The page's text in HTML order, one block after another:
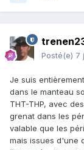
Posté(e) 7
Je suis
dans le manteau
THT-THP, avec
grenat dans les
valable que les
mais issues d'une